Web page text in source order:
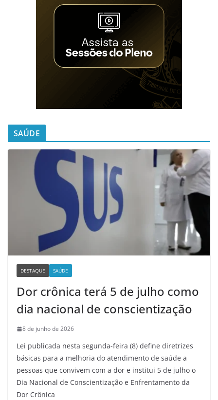
SAÚDE
DESTAQUE SAÚDE
Dor crônica terá 5 de julho como
dia nacional de conscientização
8 de junho de 2026
Lei publicada nesta segunda-feira (8) define diretrizes
básicas para a melhoria do atendimento de saúde a
pessoas que convivem com a dor e institui 5 de julho o
Dia Nacional de Conscientização e Enfrentamento da
Dor Crônica